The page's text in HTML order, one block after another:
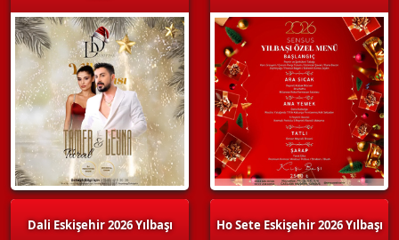
Dali Eskişehir 2026 Yılbaşı Ho Sete Eskişehir 2026 Yılbaşı